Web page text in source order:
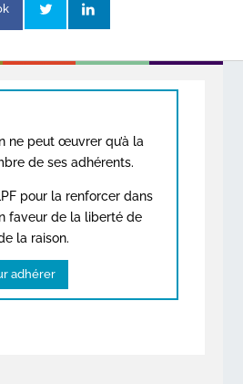
ne peut œuvrer qu’à la
de ses adhérents.
pour la renforcer dans
faveur de la liberté de
la raison.
adhérer